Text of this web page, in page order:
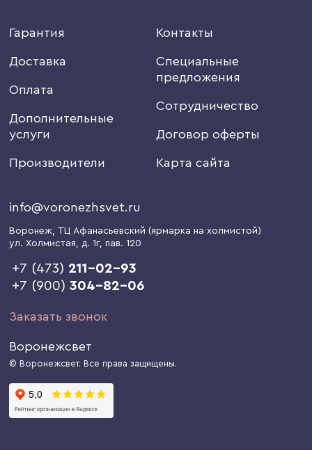
Гарантия
Доставка
Оплата
Дополнительные
услуги
Производители
Контакты
Специальные
предложения
Сотрудничество
Договор оферты
Карта сайта
info@voronezhsvet.ru
Воронеж, ТЦ Афанасьевский (ярмарка на холмистой)
ул. Холмистая, д. 1г, пав. 120
+7 (473) 211-02-93
+7 (900)304-82-06
Заказать звонок
Воронежсвет
© Воронежсвет. Все права защищены.